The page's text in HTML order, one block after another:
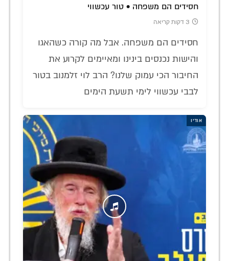
חסידים הם משפחה • טור עכשווי
3 דקות קריאה
חסידים הם משפחה. אבל מה קורה כשהאגו
והישות נכנסים בינינו ומאיימים לקרוע את
החיבור הכי עמוק שלנו? הרב לוי זלמנוב בטור
לבבי עכשווי לימי תשעת הימים
אודיו